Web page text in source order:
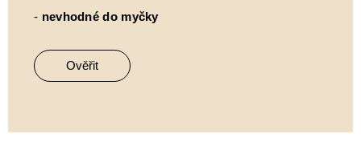
- nevhodné do myčky
Ověřit